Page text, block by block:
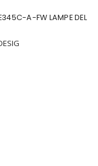
A-FW LAMPE DEL